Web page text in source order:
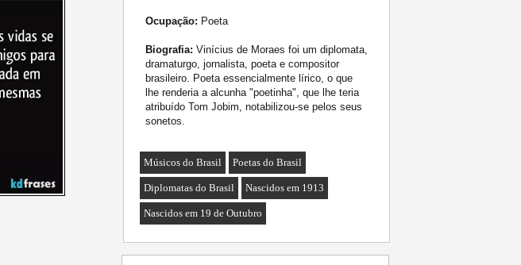
Ocupação: Poeta
Biografia: Vinícius de Moraes foi um diplomata,
dramaturgo, jornalista, poeta e compositor
brasileiro. Poeta essencialmente lírico, o que
lhe renderia a alcunha "poetinha", que lhe teria
atribuído Tom Jobim, notabilizou-se pelos seus
sonetos.
Músicos do Brasil Poetas do Brasil
Diplomatas do Brasil Nascidos em 1913
Nascidos em 19 de Outubro